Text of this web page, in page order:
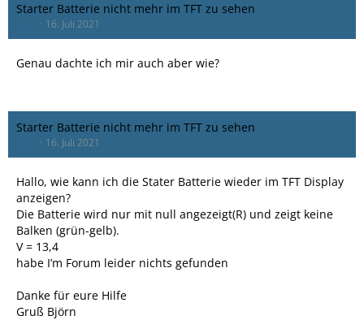
Starter Batterie nicht mehr im TFT zu sehen
16. Juli 2021
Genau dachte ich mir auch aber wie?
Starter Batterie nicht mehr im TFT zu sehen
16. Juli 2021
Hallo, wie kann ich die Stater Batterie wieder im TFT Display
anzeigen?
Die Batterie wird nur mit null angezeigt(R) und zeigt keine
Balken (grün-gelb).
V = 13,4
habe I’m Forum leider nichts gefunden
Danke für eure Hilfe
Gruß Björn